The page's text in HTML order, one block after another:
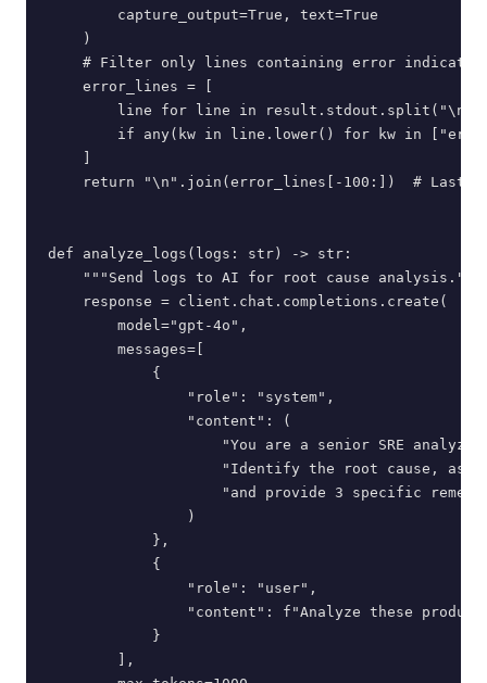
        capture_output=True, text=True
    )
# Filter only lines containing error
    error_lines = [
        line for line in result.stdout.split("\n")
if any(kw in line.lower() for kw in
    ]
return "\n".join(error_lines[-100:])  # Last
def analyze_logs(logs: str) -> str:
    """Send logs to AI for root cause analysis."""
    response = client.chat.completions.create(
        model="gpt-4o",
        messages=[
            {
                "role": "system",
                "content": (
"You are a senior SRE
"Identify the root cause,
"and provide 3 specific
                )
            },
            {
                "role": "user",
"content": f"Analyze these
            }
        ],